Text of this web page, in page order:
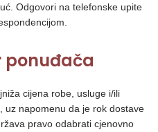
Odgovori na telefonske upite
ponuđača
cijena robe, usluge i/ili
uz napomenu da je rok dostave
pravo odabrati cjenovno